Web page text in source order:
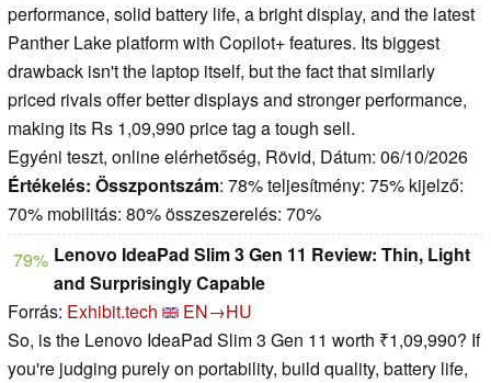
performance, solid battery life, a bright display, and the latest
Panther Lake platform with Copilot+ features. Its biggest
drawback isn't the laptop itself, but the fact that similarly
priced rivals offer better displays and stronger performance,
making its Rs 1,09,990 price tag a tough sell.
Egyéni teszt, online elérhetőség, Rövid, Dátum: 06/10/2026
Értékelés: Összpontszám: 78% teljesítmény: 75% kijelző:
70% mobilitás: 80% összeszerelés: 70%
79% Lenovo IdeaPad Slim 3 Gen 11 Review: Thin, Light
and Surprisingly Capable
Forrás: Exhibit.tech
EN→HU
So, is the Lenovo IdeaPad Slim 3 Gen 11 worth ₹1,09,990? If
you're judging purely on portability, build quality, battery life,